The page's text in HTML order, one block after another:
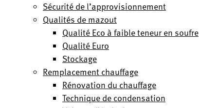
Sécurité de l’approvisionnement
Qualités de mazout
Qualité Eco à faible teneur en soufre
Qualité Euro
Stockage
Remplacement chauffage
Rénovation du chauffage
Technique de condensation